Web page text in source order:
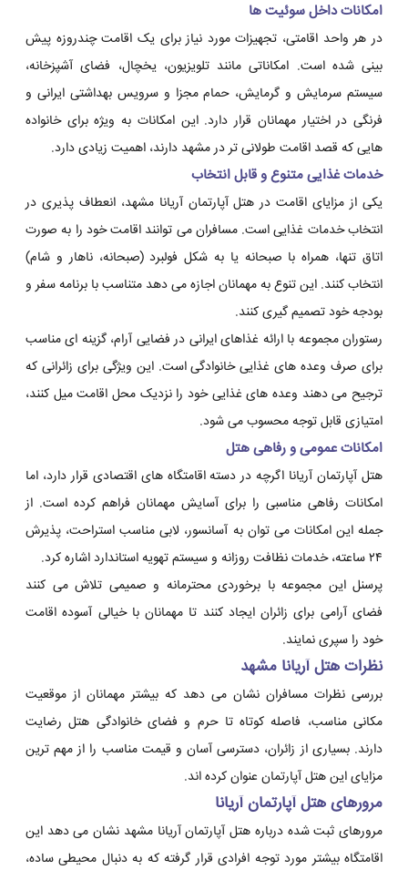
امکانات داخل سوئیت ها
در هر واحد اقامتی، تجهیزات مورد نیاز برای یک اقامت چندروزه پیش
بینی شده است. امکاناتی مانند تلویزیون، یخچال، فضای آشپزخانه،
سیستم سرمایش و گرمایش، حمام مجزا و سرویس بهداشتی ایرانی و
فرنگی در اختیار مهمانان قرار دارد. این امکانات به ویژه برای خانواده
هایی که قصد اقامت طولانی تر در مشهد دارند، اهمیت زیادی دارد.
خدمات غذایی متنوع و قابل انتخاب
یکی از مزایای اقامت در هتل آپارتمان آریانا مشهد، انعطاف پذیری در
انتخاب خدمات غذایی است. مسافران می توانند اقامت خود را به صورت
اتاق تنها، همراه با صبحانه یا به شکل فولبرد (صبحانه، ناهار و شام)
انتخاب کنند. این تنوع به مهمانان اجازه می دهد متناسب با برنامه سفر و
بودجه خود تصمیم گیری کنند.
رستوران مجموعه با ارائه غذاهای ایرانی در فضایی آرام، گزینه ای مناسب
برای صرف وعده های غذایی خانوادگی است. این ویژگی برای زائرانی که
ترجیح می دهند وعده های غذایی خود را نزدیک محل اقامت میل کنند،
امتیازی قابل توجه محسوب می شود.
امکانات عمومی و رفاهی هتل
هتل آپارتمان آریانا اگرچه در دسته اقامتگاه های اقتصادی قرار دارد، اما
امکانات رفاهی مناسبی را برای آسایش مهمانان فراهم کرده است. از
جمله این امکانات می توان به آسانسور، لابی مناسب استراحت، پذیرش
۲۴ ساعته، خدمات نظافت روزانه و سیستم تهویه استاندارد اشاره کرد.
پرسنل این مجموعه با برخوردی محترمانه و صمیمی تلاش می کنند
فضای آرامی برای زائران ایجاد کنند تا مهمانان با خیالی آسوده اقامت
خود را سپری نمایند.
نظرات هتل آریانا مشهد
بررسی نظرات مسافران نشان می دهد که بیشتر مهمانان از موقعیت
مکانی مناسب، فاصله کوتاه تا حرم و فضای خانوادگی هتل رضایت
دارند. بسیاری از زائران، دسترسی آسان و قیمت مناسب را از مهم ترین
مزایای این هتل آپارتمان عنوان کرده اند.
مرورهای هتل آپارتمان آریانا
مرورهای ثبت شده درباره هتل آپارتمان آریانا مشهد نشان می دهد این
اقامتگاه بیشتر مورد توجه افرادی قرار گرفته که به دنبال محیطی ساده،